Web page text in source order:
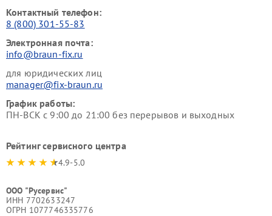
Контактный телефон:
8 (800) 301-55-83
Электронная почта:
info@braun-fix.ru
для юридических лиц
manager@fix-braun.ru
График работы:
ПН-ВСК с 9:00 до 21:00 без перерывов и выходных
Рейтинг сервисного центра
4.9-5.0
ООО "Русервис"
ИНН 7702633247
ОГРН 1077746335776